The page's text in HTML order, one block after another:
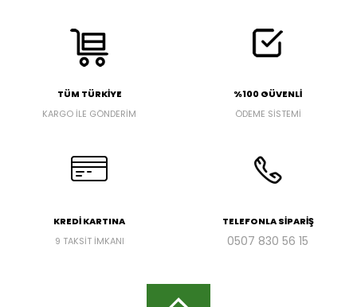
TÜM TÜRKİYE
KARGO İLE GÖNDERİM
%100 GÜVENLİ
ÖDEME SİSTEMİ
KREDİ KARTINA
9 TAKSİT İMKANI
TELEFONLA SİPARİŞ
0507 830 56 15